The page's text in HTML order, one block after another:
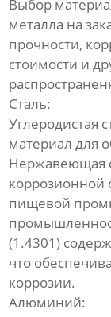
Выбор
металла на
прочности,
стоимости и
Сталь:
Углеродистая
материал для
Нержавеющая
коррозионной
пищевой
(1.4301)
что
коррозии.
Алюминий: